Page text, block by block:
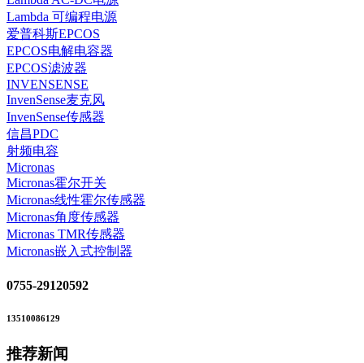
Lambda 可编程电源
爱普科斯EPCOS
EPCOS电解电容器
EPCOS滤波器
INVENSENSE
InvenSense麦克风
InvenSense传感器
信昌PDC
射频电容
Micronas
Micronas霍尔开关
Micronas线性霍尔传感器
Micronas角度传感器
Micronas TMR传感器
Micronas嵌入式控制器
0755-29120592
13510086129
推荐新闻